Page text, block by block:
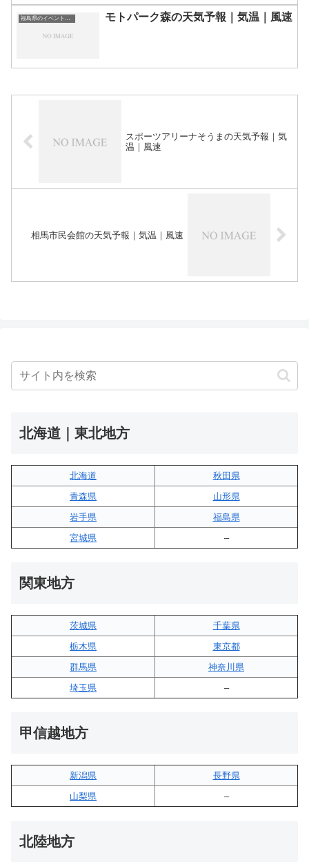
モトパーク森の天気予報｜気温｜風速
スポーツアリーナそうまの天気予報｜気
温｜風速
相馬市民会館の天気予報｜気温｜風速
北海道｜東北地方
北海道
秋田県
青森県
山形県
岩手県
福島県
宮城県
–
関東地方
茨城県
千葉県
栃木県
東京都
群馬県
神奈川県
埼玉県
–
甲信越地方
新潟県
長野県
山梨県
–
北陸地方